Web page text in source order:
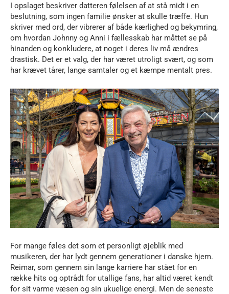
I opslaget beskriver datteren følelsen af at stå midt i en
beslutning, som ingen familie ønsker at skulle træffe. Hun
skriver med ord, der vibrerer af både kærlighed og bekymring,
om hvordan Johnny og Anni i fællesskab har måttet se på
hinanden og konkludere, at noget i deres liv må ændres
drastisk. Det er et valg, der har været utroligt svært, og som
har krævet tårer, lange samtaler og et kæmpe mentalt pres.
For mange føles det som et personligt øjeblik med
musikeren, der har lydt gennem generationer i danske hjem.
Reimar, som gennem sin lange karriere har stået for en
række hits og optrådt for utallige fans, har altid været kendt
for sit varme væsen og sin ukuelige energi. Men de seneste